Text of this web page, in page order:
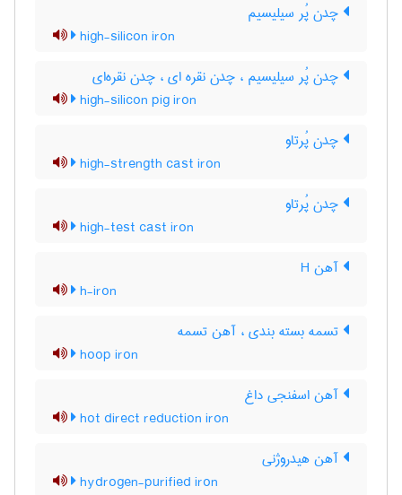
چدن پُر سیلیسیم
high-silicon iron
چدن پُر سیلیسیم ، چدن نقره ای ، چدن نقره‌ای
high-silicon pig iron
چدن پُرتاو
high-strength cast iron
چدن پُرتاو
high-test cast iron
آهن H
h-iron
تسمه بسته بندی ، آهن تسمه
hoop iron
آهن اسفنجی داغ
hot direct reduction iron
آهن هیدروژنی
hydrogen-purified iron